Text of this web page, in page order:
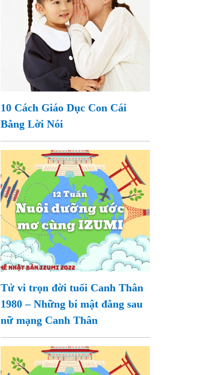
10 Cách Giáo Dục Con Cái
Bằng Lời Nói
Tử vi trọn đời tuổi Canh Thân
1980 – Những bí mật đằng sau
nữ mạng Canh Thân